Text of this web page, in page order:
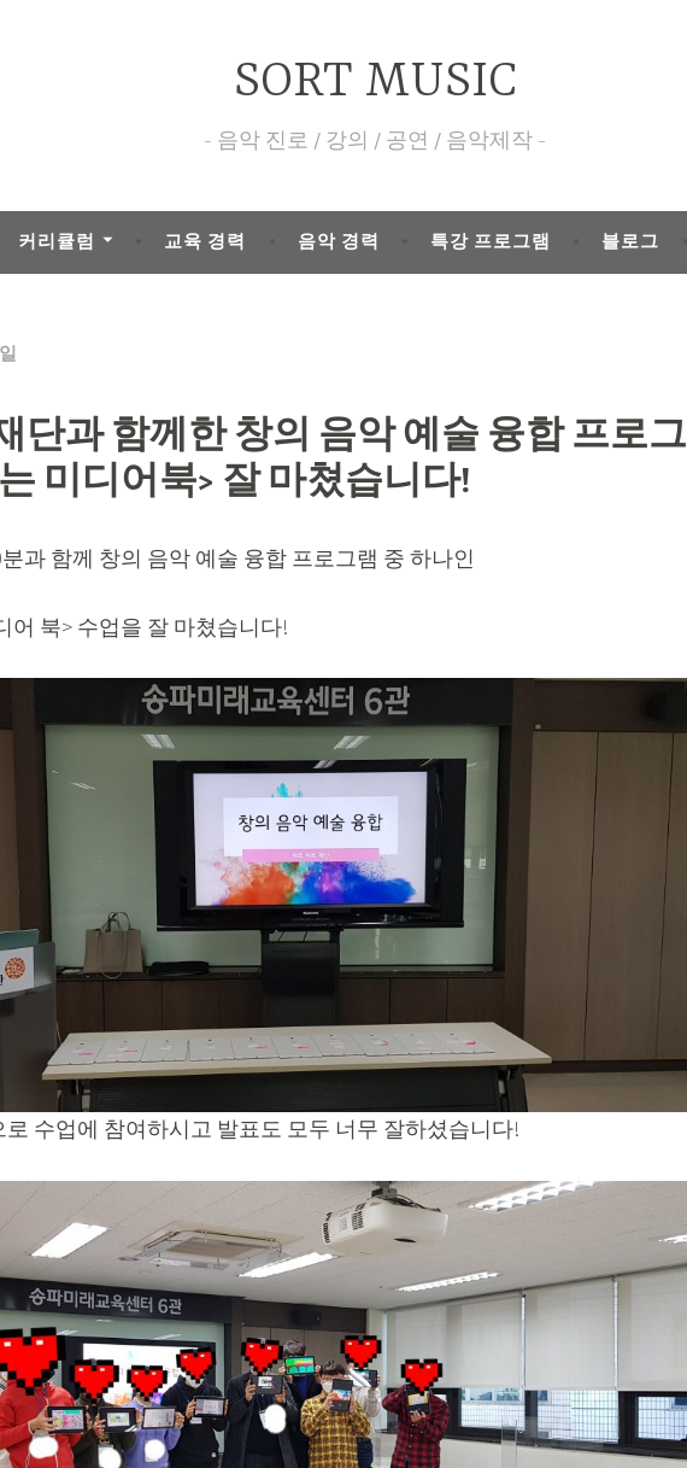
SORT MUSIC
음악 진로 / 강의 / 공연 / 음악제작
커리큘럼 교육 경력 음악 경력 특강 프로그램 블로그
단과 함께한 창의 음악 예술 융합 프로그
미디어북> 잘 마쳤습니다!
과 함께 창의 음악 예술 융합 프로그램 중 하나인
어 북> 수업을 잘 마쳤습니다!
수업에 참여하시고 발표도 모두 너무 잘하셨습니다!